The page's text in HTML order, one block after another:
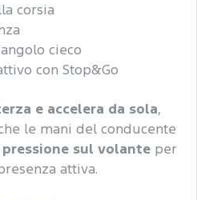
corsia
cieco
con Stop&Go
e accelera da sola,
le mani del conducente
pressione sul volante per
attiva.